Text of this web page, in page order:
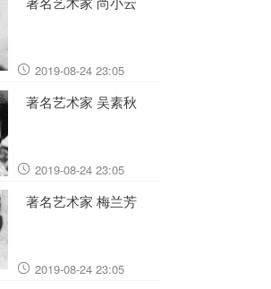
2019-08-24 23:05
著名艺术家 吴素秋
2019-08-24 23:05
著名艺术家 梅兰芳
2019-08-24 23:05